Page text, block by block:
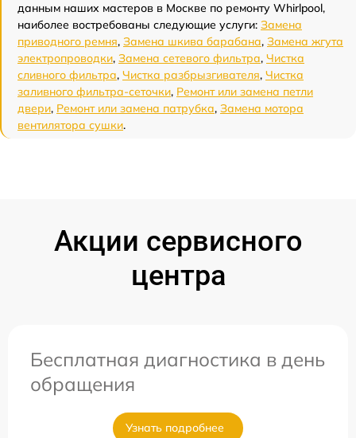
данным наших мастеров в Москве по ремонту Whirlpool,
наиболее востребованы следующие услуги: Замена
приводного ремня, Замена шкива барабана, Замена жгута
электропроводки, Замена сетевого фильтра, Чистка
сливного фильтра, Чистка разбрызгивателя, Чистка
заливного фильтра-сеточки, Ремонт или замена петли
двери, Ремонт или замена патрубка, Замена мотора
вентилятора сушки.
Акции сервисного
центра
Бесплатная диагностика в день
обращения
Узнать подробнее